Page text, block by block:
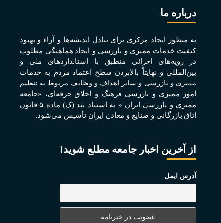
درباره ما
به منظور ايجاد مرکزی برای تبادل انديشه‌ها و آراء و بهبود
کيفيت خدمات مميزی و بازرسی و ايجاد هماهنگی مطلوب
در رويه‌های اجرائی منطبق با استانداردهای ملی و
بين‌المللی و نهايتاً بالابردن سطح اعتماد مردم به خدمات
مميزی و بازرسی و ساير اهداف و وظايف مربوط به تنظيم
امور مميزی و بازرسی فرهنگ و اخلاق حرفه‌ای، «جامعه
مميزی و بازرسی ايران « به استناد بند (ک) ماده ۵ قانون
اتاق بازرگانی و صنايع و معادن ايران تأسيس می‌شود.
از آخرین اخبار جامعه مطلع شوید!
آدرس ایمل